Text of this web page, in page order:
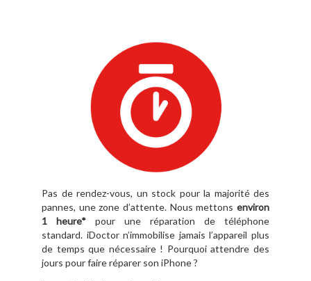
Pas de rendez-vous, un stock pour la majorité des
pannes, une zone d’attente. Nous mettons environ
1 heure* pour une réparation de téléphone
standard. iDoctor n’immobilise jamais l’appareil plus
de temps que nécessaire ! Pourquoi attendre des
jours pour faire réparer son iPhone ?